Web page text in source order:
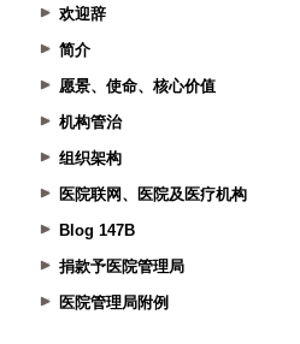
欢迎辞
简介
愿景、使命、核心价值
机构管治
组织架构
医院联网、医院及医疗机构
Blog 147B
捐款予医院管理局
医院管理局附例